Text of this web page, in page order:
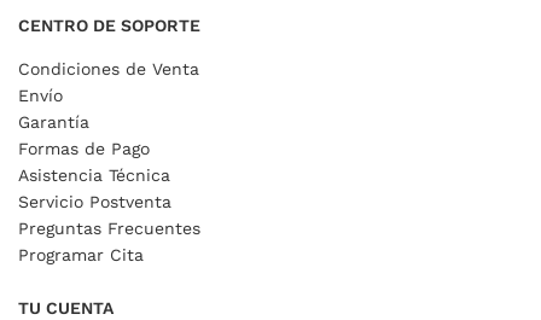
CENTRO DE SOPORTE
Condiciones de Venta
Envío
Garantía
Formas de Pago
Asistencia Técnica
Servicio Postventa
Preguntas Frecuentes
Programar Cita
TU CUENTA